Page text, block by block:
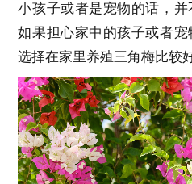
小孩子或者是宠物的话，并
如果担心家中的孩子或者
选择在家里养殖三角梅比较